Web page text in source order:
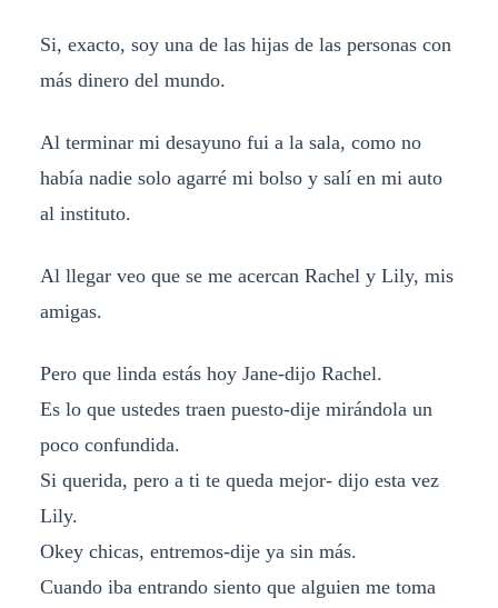
Si, exacto, soy una de las hijas de las personas con
más dinero del mundo.
Al terminar mi desayuno fui a la sala, como no
había nadie solo agarré mi bolso y salí en mi auto
al instituto.
Al llegar veo que se me acercan Rachel y Lily, mis
amigas.
Pero que linda estás hoy Jane-dijo Rachel.
Es lo que ustedes traen puesto-dije mirándola un
poco confundida.
Si querida, pero a ti te queda mejor- dijo esta vez
Lily.
Okey chicas, entremos-dije ya sin más.
Cuando iba entrando siento que alguien me toma